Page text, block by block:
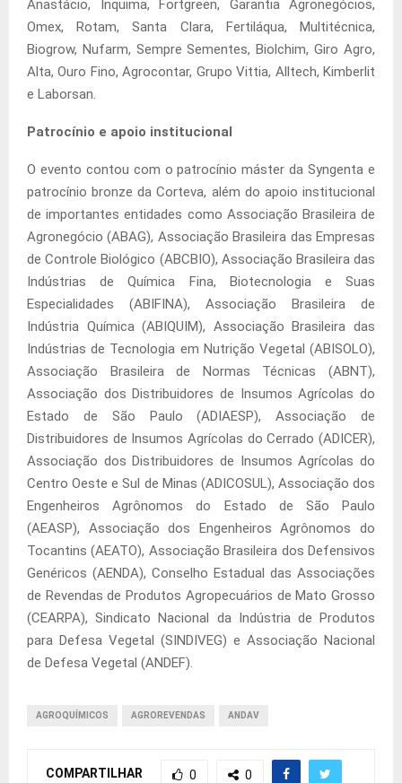
Anastácio, Inquima, Fortgreen, Garantia Agronegócios,
Omex, Rotam, Santa Clara, Fertiláqua, Multitécnica,
Biogrow, Nufarm, Sempre Sementes, Biolchim, Giro Agro,
Alta, Ouro Fino, Agrocontar, Grupo Vittia, Alltech, Kimberlit
e Laborsan.
Patrocínio e apoio institucional
O evento contou com o patrocínio máster da Syngenta e
patrocínio bronze da Corteva, além do apoio institucional
de importantes entidades como Associação Brasileira de
Agronegócio (ABAG), Associação Brasileira das Empresas
de Controle Biológico (ABCBIO), Associação Brasileira das
Indústrias de Química Fina, Biotecnologia e Suas
Especialidades (ABIFINA), Associação Brasileira de
Indústria Química (ABIQUIM), Associação Brasileira das
Indústrias de Tecnologia em Nutrição Vegetal (ABISOLO),
Associação Brasileira de Normas Técnicas (ABNT),
Associação dos Distribuidores de Insumos Agrícolas do
Estado de São Paulo (ADIAESP), Associação de
Distribuidores de Insumos Agrícolas do Cerrado (ADICER),
Associação dos Distribuidores de Insumos Agrícolas do
Centro Oeste e Sul de Minas (ADICOSUL), Associação dos
Engenheiros Agrônomos do Estado de São Paulo
(AEASP), Associação dos Engenheiros Agrônomos do
Tocantins (AEATO), Associação Brasileira dos Defensivos
Genéricos (AENDA), Conselho Estadual das Associações
de Revendas de Produtos Agropecuários de Mato Grosso
(CEARPA), Sindicato Nacional da Indústria de Produtos
para Defesa Vegetal (SINDIVEG) e Associação Nacional
de Defesa Vegetal (ANDEF).
AGROQUÍMICOS AGROREVENDAS ANDAV
COMPARTILHAR 0 0